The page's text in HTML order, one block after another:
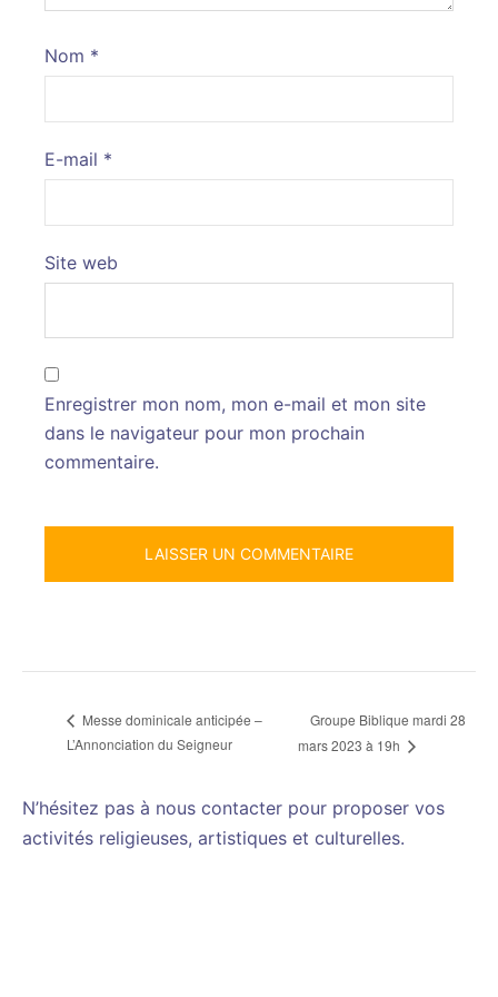
Nom *
E-mail *
Site web
Enregistrer mon nom, mon e-mail et mon site
dans le navigateur pour mon prochain
commentaire.
Messe dominicale anticipée –
L’Annonciation du Seigneur
Groupe Biblique mardi 28
mars 2023 à 19h
N’hésitez pas à nous contacter pour proposer vos
activités religieuses, artistiques et culturelles.